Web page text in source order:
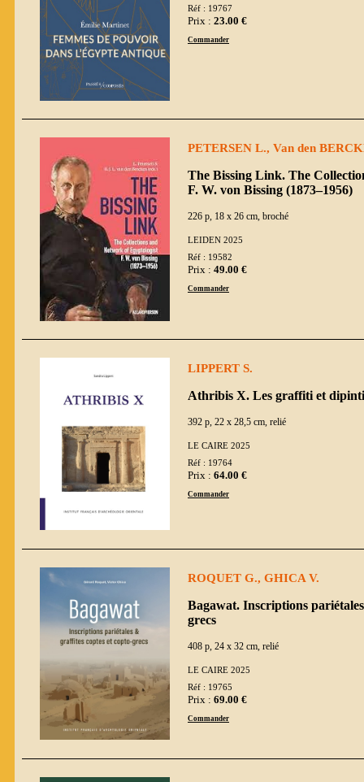
Réf : 19767
Prix : 23.00 €
Commander
PETERSEN L., Van den
The Bissing Link. The
F. W. von Bissing (1873–1956)
226 p, 18 x 26 cm, broché
LEIDEN 2025
Réf : 19582
Prix : 49.00 €
Commander
LIPPERT S.
Athribis X. Les graffiti et
392 p, 22 x 28,5 cm, relié
LE CAIRE 2025
Réf : 19764
Prix : 64.00 €
Commander
ROQUET G., GHICA V.
Bagawat. Inscriptions
grecs
408 p, 24 x 32 cm, relié
LE CAIRE 2025
Réf : 19765
Prix : 69.00 €
Commander